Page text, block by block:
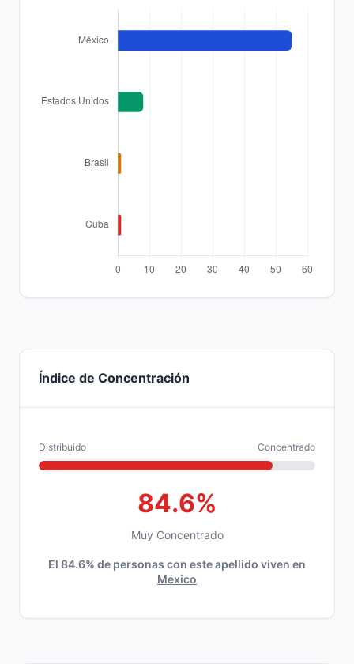
Índice de Concentración
Distribuido Concentrado
84.6%
Muy Concentrado
El 84.6% de personas con este apellido viven en
México